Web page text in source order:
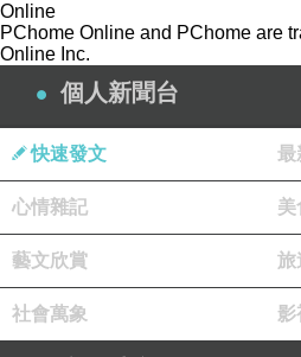
Online
PChome Online and PChome are
Online Inc.
個人新聞台
快速發文 最
心情雜記 美
藝文欣賞 旅
社會萬象 影